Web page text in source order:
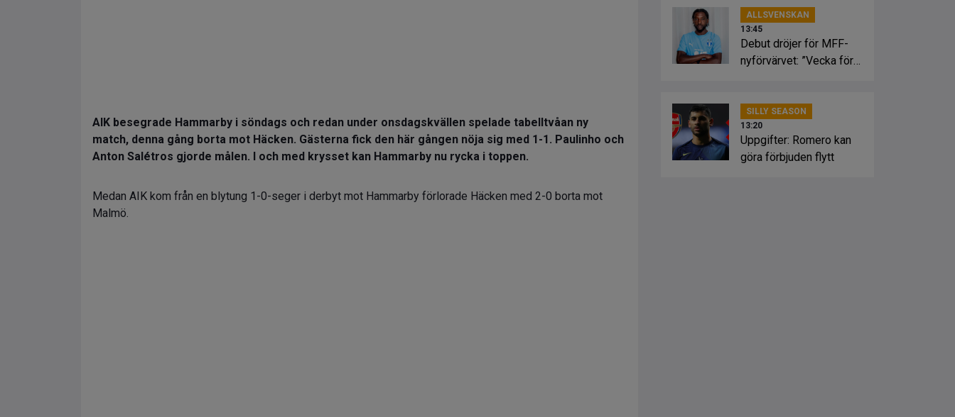
AIK besegrade Hammarby i söndags och redan under onsdagskvällen spelade tabelltvåan ny
match, denna gång borta mot Häcken. Gästerna fick den här gången nöja sig med 1-1. Paulinho och
Anton Salétros gjorde målen. I och med krysset kan Hammarby nu rycka i toppen.
Medan AIK kom från en blytung 1-0-seger i derbyt mot Hammarby förlorade Häcken med 2-0 borta mot
Malmö.
ALLSVENSKAN
13:45
Debut dröjer för MFF-
nyförvärvet: ”Vecka för
SILLY SEASON
13:20
Uppgifter: Romero kan
göra förbjuden flytt